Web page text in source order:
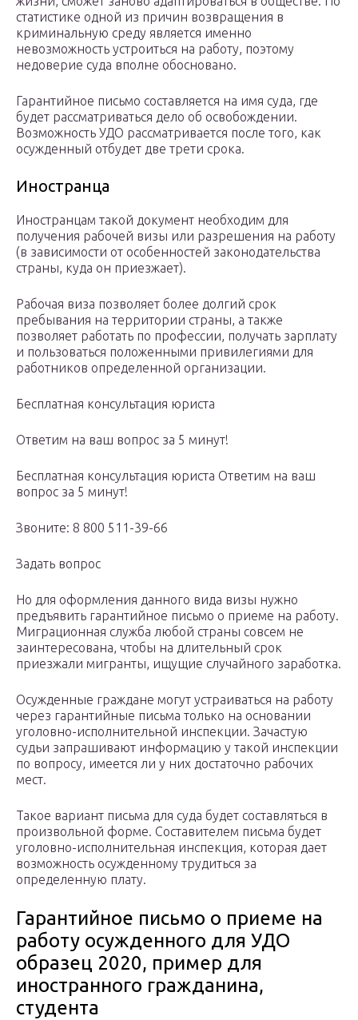
статистике одной из причин возвращения в
криминальную среду является именно
невозможность устроиться на работу, поэтому
недоверие суда вполне обосновано.
Гарантийное письмо составляется на имя суда, где
будет рассматриваться дело об освобождении.
Возможность УДО рассматривается после того, как
осужденный отбудет две трети срока.
Иностранца
Иностранцам такой документ необходим для
получения рабочей визы или разрешения на работу
(в зависимости от особенностей законодательства
страны, куда он приезжает).
Рабочая виза позволяет более долгий срок
пребывания на территории страны, а также
позволяет работать по профессии, получать зарплату
и пользоваться положенными привилегиями для
работников определенной организации.
Бесплатная консультация юриста
Ответим на ваш вопрос за 5 минут!
Бесплатная консультация юриста Ответим на ваш
вопрос за 5 минут!
Звоните: 8 800 511-39-66
Задать вопрос
Но для оформления данного вида визы нужно
предъявить гарантийное письмо о приеме на работу.
Миграционная служба любой страны совсем не
заинтересована, чтобы на длительный срок
приезжали мигранты, ищущие случайного заработка.
Осужденные граждане могут устраиваться на работу
через гарантийные письма только на основании
уголовно-исполнительной инспекции. Зачастую
судьи запрашивают информацию у такой инспекции
по вопросу, имеется ли у них достаточно рабочих
мест.
Такое вариант письма для суда будет составляться в
произвольной форме. Составителем письма будет
уголовно-исполнительная инспекция, которая дает
возможность осужденному трудиться за
определенную плату.
Гарантийное письмо о приеме на
работу осужденного для УДО
образец 2020, пример для
иностранного гражданина,
студента